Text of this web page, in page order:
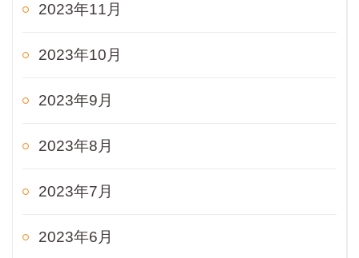
2023年11月
2023年10月
2023年9月
2023年8月
2023年7月
2023年6月